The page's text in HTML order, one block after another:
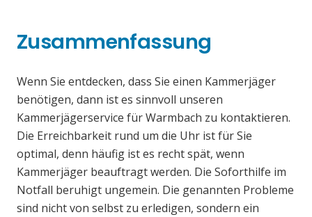
Zusammenfassung
Wenn Sie entdecken, dass Sie einen Kammerjäger
benötigen, dann ist es sinnvoll unseren
Kammerjägerservice für Warmbach zu kontaktieren.
Die Erreichbarkeit rund um die Uhr ist für Sie
optimal, denn häufig ist es recht spät, wenn
Kammerjäger beauftragt werden. Die Soforthilfe im
Notfall beruhigt ungemein. Die genannten Probleme
sind nicht von selbst zu erledigen, sondern ein